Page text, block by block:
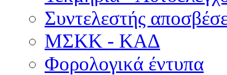
Συντελεστής
ΜΣKΚ - ΚΑΔ
Φορολογικά έντυπα